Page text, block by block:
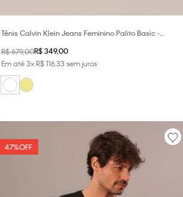
Tênis Calvin Klein Jeans Feminino Palito Basic -
R$679,00R$ 349,00
Em até3xR$ 116,33 sem juros
47%OFF